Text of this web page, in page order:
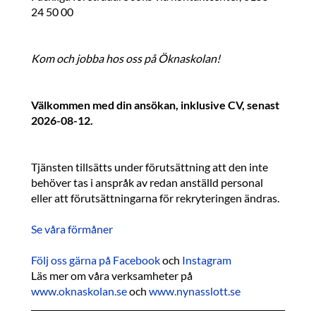
24 50 00
Kom och jobba hos oss på Öknaskolan!
Välkommen med din ansökan, inklusive CV, senast
2026-08-12.
Tjänsten tillsätts under förutsättning att den inte
behöver tas i anspråk av redan anställd personal
eller att förutsättningarna för rekryteringen ändras.
Se våra förmåner
Följ oss gärna på Facebookoch Instagram
Läs mer om våra verksamheter på
www.oknaskolan.seoch www.nynasslott.se